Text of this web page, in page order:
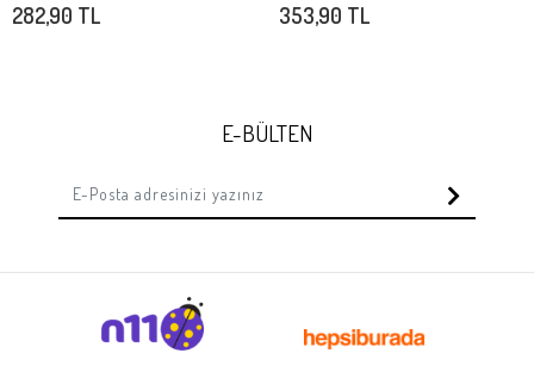
282,90 TL 353,90 TL
E-BÜLTEN